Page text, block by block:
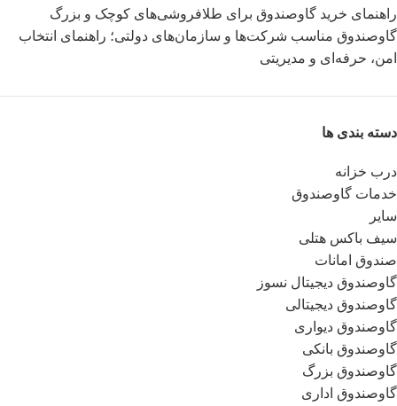
راهنمای خرید گاوصندوق برای طلافروشی‌های کوچک و بزرگ
گاوصندوق مناسب شرکت‌ها و سازمان‌های دولتی؛ راهنمای انتخاب
امن، حرفه‌ای و مدیریتی
دسته بندی ها
درب خزانه
خدمات گاوصندوق
سایر
سیف باکس هتلی
صندوق امانات
گاوصندوق دیجیتال نسوز
گاوصندوق دیجیتالی
گاوصندوق دیواری
گاوصندوق بانکی
گاوصندوق بزرگ
گاوصندوق اداری